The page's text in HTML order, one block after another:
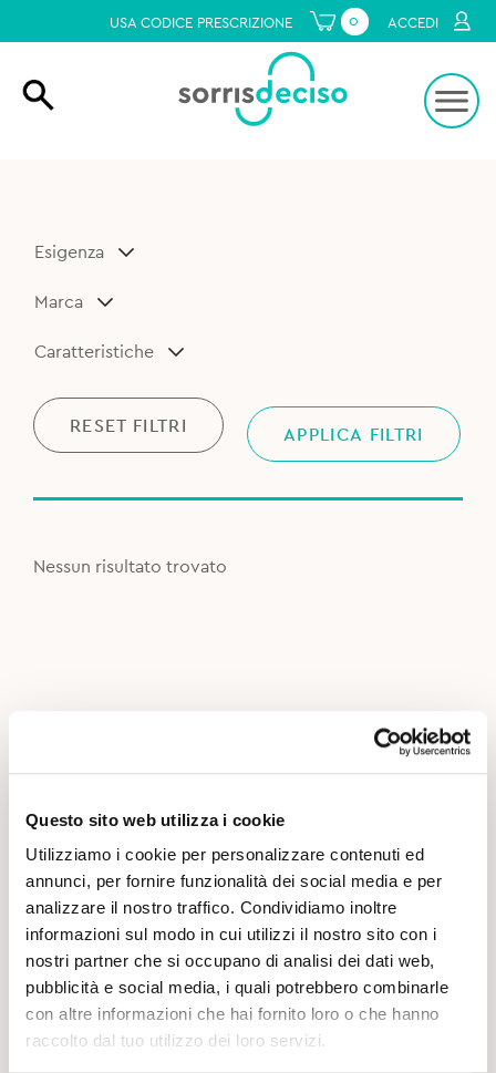
Questo sito web utilizza i cookie
Utilizziamo i cookie per personalizzare contenuti ed
annunci, per fornire funzionalità dei social media e per
analizzare il nostro traffico. Condividiamo inoltre
informazioni sul modo in cui utilizzi il nostro sito con i
nostri partner che si occupano di analisi dei dati web,
pubblicità e social media, i quali potrebbero combinarle
con altre informazioni che hai fornito loro o che hanno
raccolto dal tuo utilizzo dei loro servizi.
USA CODICE PRESCRIZIONE 0 ACCEDI
Esigenza
Marca
Caratteristiche
RESET FILTRI APPLICA FILTRI
Nessun risultato trovato